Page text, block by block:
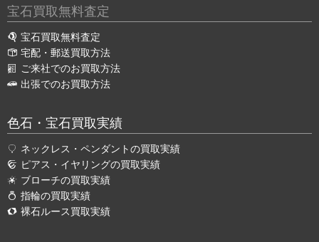
宝石買取無料査定
宝石買取無料査定
宅配・郵送買取方法
ご来社でのお買取方法
出張でのお買取方法
色石・宝石買取実績
ネックレス・ペンダントの買取実績
ピアス・イヤリングの買取実績
ブローチの買取実績
指輪の買取実績
裸石ルース買取実績